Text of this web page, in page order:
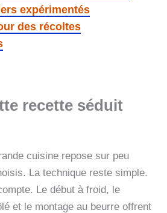
expérimentés
des récoltes
recette séduit
cuisine repose sur peu
La technique reste simple.
Le début à froid, le
et le montage au beurre offrent